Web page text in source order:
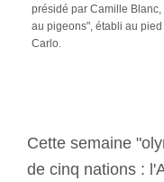
présidé par Camille
au pigeons", établi au
Carlo.
Cette semaine
de cinq nations :